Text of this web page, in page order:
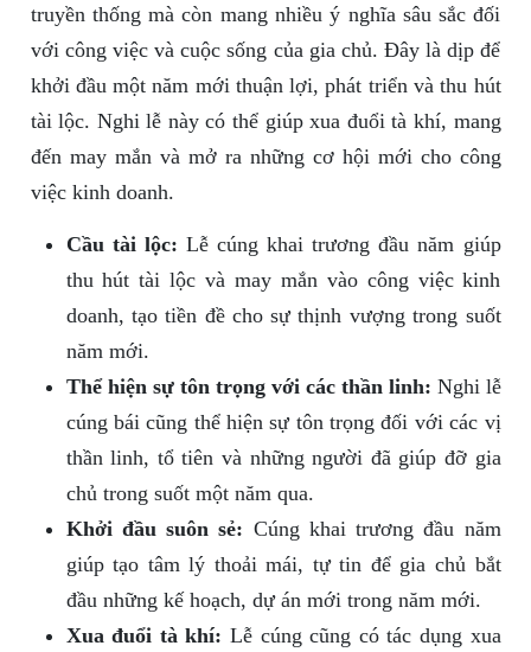
truyền thống mà còn mang nhiều ý nghĩa sâu sắc đối
với công việc và cuộc sống của gia chủ. Đây là dịp để
khởi đầu một năm mới thuận lợi, phát triển và thu hút
tài lộc. Nghi lễ này có thể giúp xua đuổi tà khí, mang
đến may mắn và mở ra những cơ hội mới cho công
việc kinh doanh.
Cầu tài lộc: Lễ cúng khai trương đầu năm giúp
thu hút tài lộc và may mắn vào công việc kinh
doanh, tạo tiền đề cho sự thịnh vượng trong suốt
năm mới.
Thể hiện sự tôn trọng với các thần linh: Nghi lễ
cúng bái cũng thể hiện sự tôn trọng đối với các vị
thần linh, tổ tiên và những người đã giúp đỡ gia
chủ trong suốt một năm qua.
Khởi đầu suôn sẻ: Cúng khai trương đầu năm
giúp tạo tâm lý thoải mái, tự tin để gia chủ bắt
đầu những kế hoạch, dự án mới trong năm mới.
Xua đuổi tà khí: Lễ cúng cũng có tác dụng xua